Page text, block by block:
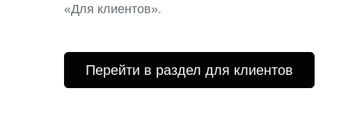
«Для клиентов».
Перейти в раздел для клиентов